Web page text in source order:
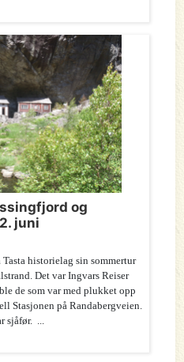
og
juni
historielag sin sommertur
Det var Ingvars Reiser
de som var med plukket opp
Stasjonen på Randabergveien.
sjåfør. ...